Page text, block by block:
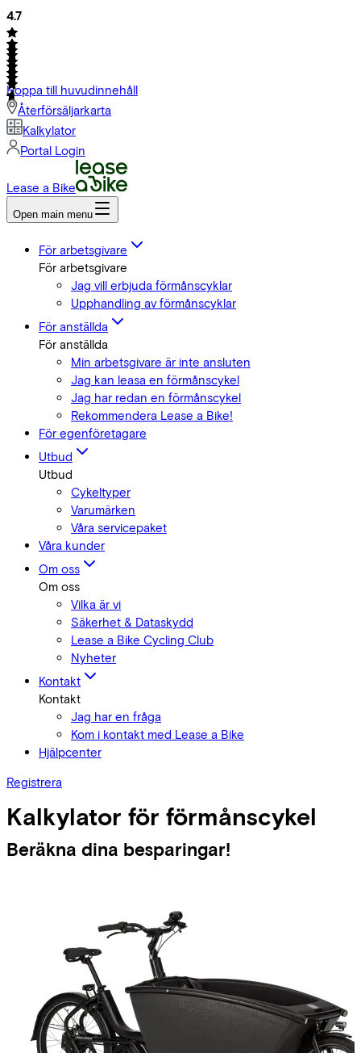
4.7
Hoppa till huvudinnehåll
Återförsäljarkarta
Kalkylator
Portal Login
Lease a Bike
Open main menu
För arbetsgivare
För arbetsgivare
Jag vill erbjuda förmånscyklar
Upphandling av förmånscyklar
För anställda
För anställda
Min arbetsgivare är inte ansluten
Jag kan leasa en förmånscykel
Jag har redan en förmånscykel
Rekommendera Lease a Bike!
För egenföretagare
Utbud
Utbud
Cykeltyper
Varumärken
Våra servicepaket
Våra kunder
Om oss
Om oss
Vilka är vi
Säkerhet & Dataskydd
Lease a Bike Cycling Club
Nyheter
Kontakt
Kontakt
Jag har en fråga
Kom i kontakt med Lease a Bike
Hjälpcenter
Registrera
Kalkylator för förmånscykel
Beräkna dina besparingar!